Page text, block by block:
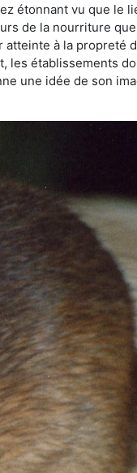
étonnant vu que le
de la nourriture
à la propreté
les établissements
une idée de son